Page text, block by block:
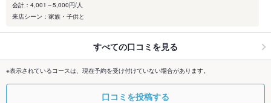
会計：4,001～5,000円/人
来店シーン：家族・子供と
すべての口コミを見る
※表示されているコースは、現在予約を受け付けていない場合があります。
口コミを投稿する